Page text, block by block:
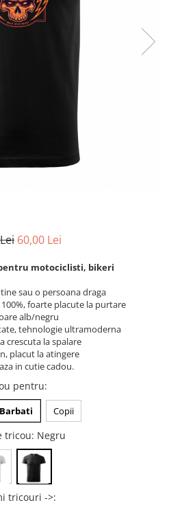
60,00 Lei
motociclisti, bikeri
sau o persoana draga
foarte placute la purtare
alb/negru
tehnologie ultramoderna
crescuta la spalare
placut la atingere
in cutie cadou.
pentru:
Barbati Copii
tricou: Negru
tricouri ->: